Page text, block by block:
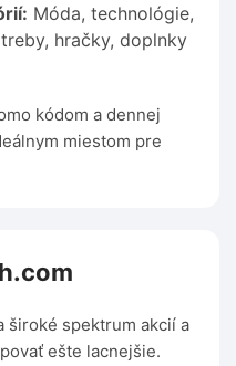
Móda, technológie,
hračky, doplnky
kódom a dennej
miestom pre
široké spektrum akcií a
ešte lacnejšie.